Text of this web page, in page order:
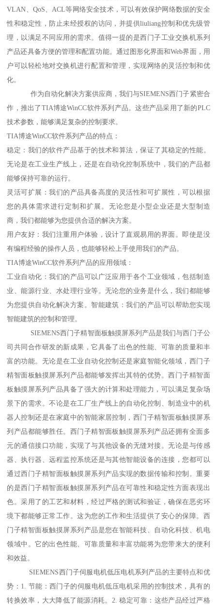
VLAN、QoS、ACL等网络安全技术，可以有效保护网络数据的安全
性和稳定性，防止未经授权的访问，并提供liuliang控制和优先级管
理，以满足不同应用的需求。值得一提的是西门子工业交换机系列
产品还具备方便的管理和配置功能。通过图形化界面和Web界面，用
户可以轻松地对交换机进行配置和管理，实现网络的灵活控制和优
化。
作为自动化解决方案供应商，我们与SIEMENS西门子紧密合
作，推出了TIA博途WinCC软件系列产品。这些产品采用了新的PLC
技术参数，能够满足复杂的控制要求。
TIA博途WinCC软件系列产品的特点：
稳定：我们的软件产品基于的技术和算法，保证了其稳定的性能。
无论是在工业生产线上，还是在自动化控制系统中，我们的产品都
能够保持可靠的运行。
灵活可扩展：我们的产品具备高度的灵活性和可扩展性，可以根据
您的具体需求进行定制和扩展。无论您是小型企业还是大型制造
商，我们都能够为您提供合适的解决方案。
用户友好：我们注重用户体验，设计了直观易用的界面。即使是没
有编程经验的操作人员，也能够轻松上手使用我们的产品。
TIA博途WinCC软件系列产品的应用领域：
工业自动化：我们的产品可以广泛应用于各个工业领域，包括制造
业、能源行业、水处理行业等。无论您的业务是什么，我们都能够
为您提供自动化解决方案。智能建筑：我们的产品可以帮助您实现
智能建筑的控制和管理。
SIEMENS西门子精智面板触摸屏系列产品是我们与西门子公
司共同合作研发的新成果，它具备了出色的性能、可靠的质量和丰
富的功能。无论是在工业自动化控制还是家庭智能化领域，西门子
精智面板触摸屏系列产品都能够发挥出其特的优势。西门子精智面
板触摸屏系列产品具备了强大的计算和处理能力，可以满足复杂场
景下的需求。不论是在工厂生产线上的自动化控制、制造业中的机
器人控制还是在家庭中的智能家居控制，西门子精智面板触摸屏系
列产品都能够胜任。西门子精智面板触摸屏系列产品还拥有全面多
元的通信接口功能，实现了与其他设备的无缝对接。无论是与传感
器、执行器、远程监控系统还是与其他智能设备的连接，您都可以
通过西门子精智面板触摸屏系列产品实现的数据传输和控制。重要
的是西门子精智面板触摸屏系列产品在可靠性和稳定性方面表现出
色。采用了的工艺和材料，经过严格的测试和验证，确保在恶劣环
境下都能够正常工作。这为您的工作和生活提供了安心的保障。西
门子精智面板触摸屏系列产品是您在智能科技、自动化科技、机电
领域中。它的出色性能、可靠质量和丰富功能将为您带来大的便利
和效益。
SIEMENS西门子伺服电机低压电机系列产品的主要特点和优
势：1. 节能：西门子的伺服电机低压电机采用的控制技术，具有的
转换效率，大大降低了能源消耗。2. 稳定可靠：这些产品经过严格